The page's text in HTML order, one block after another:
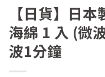
【日貨】日
海綿 1 入 (微
波1分鐘